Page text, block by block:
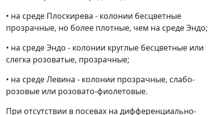
• на среде Плоскирева - колонии бесцветные
прозрачные, но более плотные, чем на среде Эндо;
• на среде Эндо - колонии круглые бесцветные или
слегка розоватые, прозрачные;
• на среде Левина - колонии прозрачные, слабо-
розовые или розовато-фиолетовые.
При отсутствии в посевах на дифференциально-